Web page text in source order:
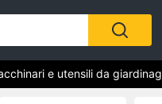
e utensili da